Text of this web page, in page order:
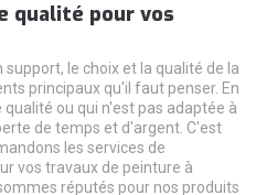
qualité pour vos
support, le choix et la qualité de la
principaux qu'il faut penser. En
ou qui n'est pas adaptée à
de temps et d'argent. C'est
les services de
vos travaux de peinture à
réputés pour nos produits